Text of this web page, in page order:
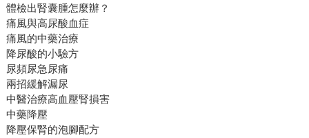
體檢出腎囊腫怎麼辦？
痛風與高尿酸血症
痛風的中藥治療
降尿酸的小驗方
尿頻尿急尿痛
兩招緩解漏尿
中醫治療高血壓腎損害
中藥降壓
降壓保腎的泡腳配方